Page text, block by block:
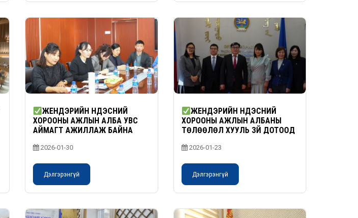
ЖЕНДЭРИЙН ҮНДЭСНИЙ
ХОРООНЫ АЖЛЫН АЛБА УВС
АЙМАГТ АЖИЛЛАЖ БАЙНА
2026-01-30
Дэлгэрэнгүй
ЖЕНДЭРИЙН ҮНДЭСНИЙ
ХОРООНЫ АЖЛЫН АЛБАНЫ
ТӨЛӨӨЛӨЛ ХУУЛЬ ЗҮЙ ДОТООД
2026-01-23
Дэлгэрэнгүй